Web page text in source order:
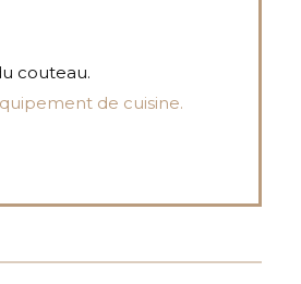
couteau.
de cuisine.